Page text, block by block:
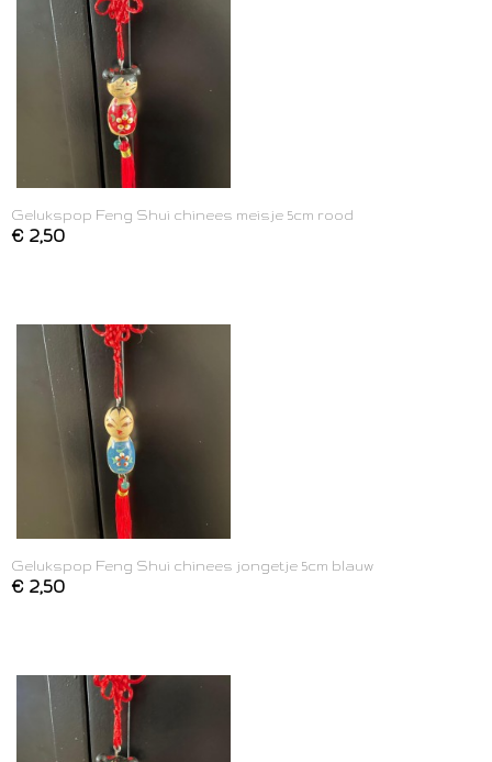
Gelukspop Feng Shui chinees meisje 5cm rood
€ 2,50
Gelukspop Feng Shui chinees jongetje 5cm blauw
€ 2,50